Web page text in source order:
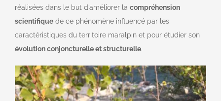
réalisées dans le but d’améliorer la compréhension
scientifiquede ce phénomène influencé par les
caractéristiques du territoire maralpin et pour étudier son
évolution conjoncturelle et structurelle.